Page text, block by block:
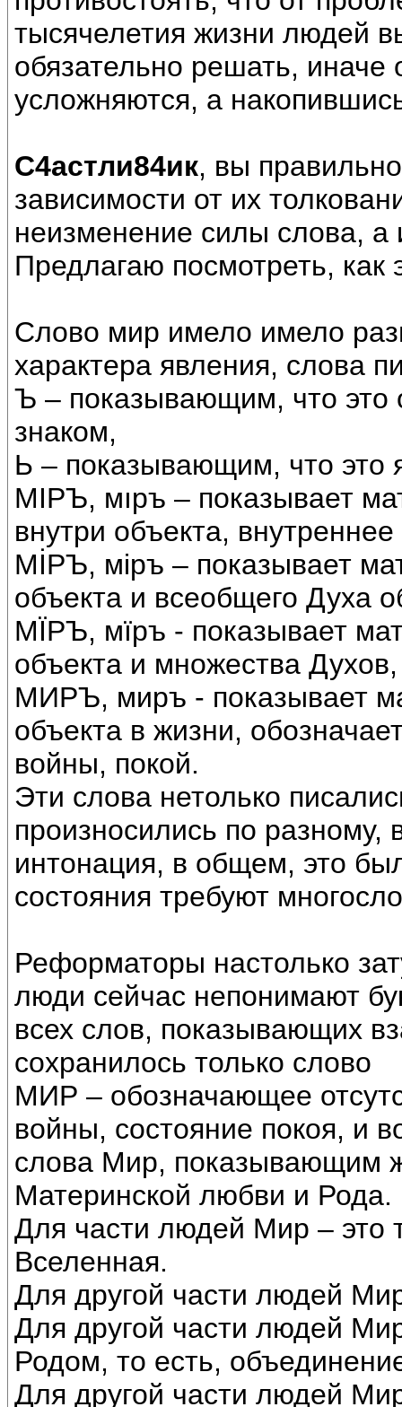
тысячелетия жизни людей
обязательно решать,
усложняются, а
С4астли84ик, вы
зависимости от их
неизменение силы слова, а
Предлагаю посмотреть,
Слово мир имело имело
характера явления, слова
Ъ – показывающим, что это
знаком,
Ь – показывающим, что это
МIРЪ, мıръ – показывает
внутри объекта,
МİРЪ, мiръ – показывает
объекта и всеобщего Духа
МÏРЪ, мïръ - показывает
объекта и множества
МИРЪ, миръ - показывает
объекта в жизни,
войны, покой.
Эти слова нетолько
произносились по
интонация, в общем, это
состояния требуют
Реформаторы настолько
люди сейчас непонимают
всех слов, показывающих
сохранилось только слово
МИР – обозначающее
войны, состояние покоя, и
слова Мир, показывающим
Материнской любви и Рода.
Для части людей Мир – это
Вселенная.
Для другой части людей
Для другой части людей
Родом, то есть,
Для другой части людей